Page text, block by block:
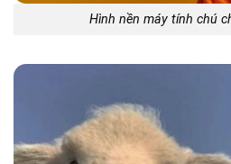
Hình nền máy tính chú